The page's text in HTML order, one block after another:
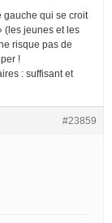
gauche qui se croit
(les jeunes et les
risque pas de
!
: suffisant et
#23859